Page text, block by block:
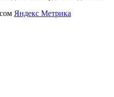
Яндекс Метрика